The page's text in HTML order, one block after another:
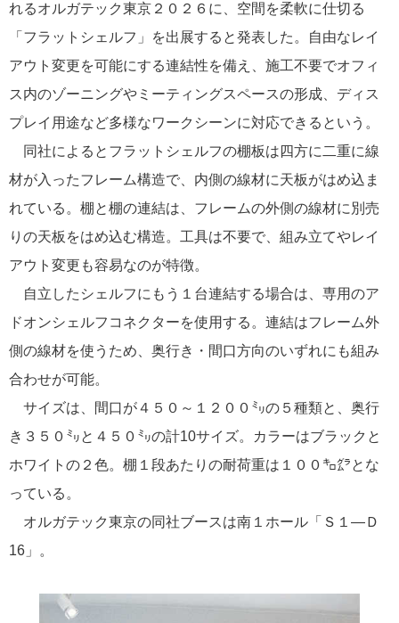
れるオルガテック東京２０２６に、空間を柔軟に仕切る
「フラットシェルフ」を出展すると発表した。自由なレイ
アウト変更を可能にする連結性を備え、施工不要でオフィ
ス内のゾーニングやミーティングスペースの形成、ディス
プレイ用途など多様なワークシーンに対応できるという。
同社によるとフラットシェルフの棚板は四方に二重に線
材が入ったフレーム構造で、内側の線材に天板がはめ込ま
れている。棚と棚の連結は、フレームの外側の線材に別売
りの天板をはめ込む構造。工具は不要で、組み立てやレイ
アウト変更も容易なのが特徴。
自立したシェルフにもう１台連結する場合は、専用のア
ドオンシェルフコネクターを使用する。連結はフレーム外
側の線材を使うため、奥行き・間口方向のいずれにも組み
合わせが可能。
サイズは、間口が４５０～１２００㍉の５種類と、奥行
き３５０㍉と４５０㍉の計10サイズ。カラーはブラックと
ホワイトの２色。棚１段あたりの耐荷重は１００㌔㌘とな
っている。
オルガテック東京の同社ブースは南１ホール「Ｓ１―Ｄ
16」。